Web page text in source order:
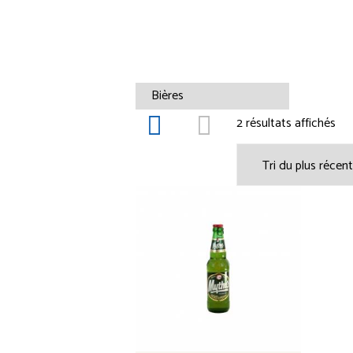
2 résultats affichés